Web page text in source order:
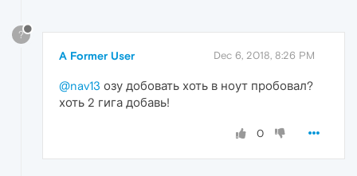
?
A Former User Dec 6, 2018, 8:26 PM
@nav13 озу добовать хоть в ноут пробовал?
хоть 2 гига добавь!
0